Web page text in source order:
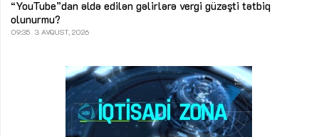
“YouTube”dan əldə edilən gəlirlərə vergi güzəşti tətbiq
olunurmu?
09:35 3 AVQUST, 2026